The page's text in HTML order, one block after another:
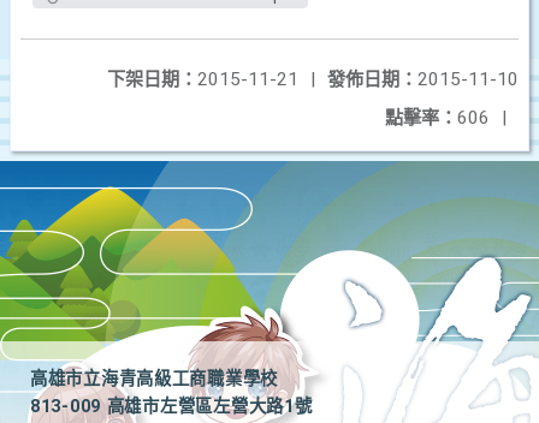
發佈日期： 2015-11-10
下架日期： 2015-11-21
|
點擊率： 606 |
高雄市立海青高級工商職業學校
813-009 高雄市左營區左營大路1號